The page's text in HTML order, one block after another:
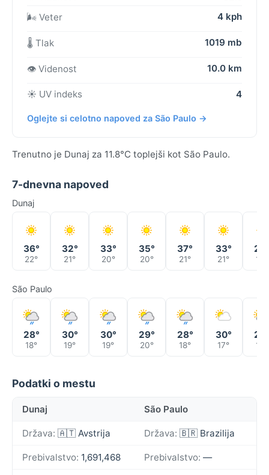
🌬️ Veter
4 kph
🌡️ Tlak 1019 mb
👁️ Videnost 10.0 km
☀️ UV indeks 4
Oglejte si celotno napoved za São Paulo →
Trenutno je Dunaj za 11.8°C toplejši kot São Paulo.
7-dnevna napoved
Dunaj
36°
22°
32°
21°
33°
20°
35°
20°
37°
21°
33°
21° 19°
São Paulo
28°
18°
30°
19°
30°
19°
29°
20°
28°
18°
30°
17° 18°
Podatki o mestu
Dunaj São Paulo
Država: 🇦🇹 Avstrija Država: 🇧🇷 Brazilija
Prebivalstvo: 1,691,468 Prebivalstvo: —